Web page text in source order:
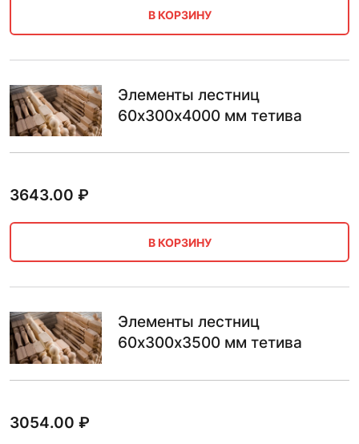
В КОРЗИНУ
Элементы лестниц
60х300х4000 мм тетива
3643.00 ₽
В КОРЗИНУ
Элементы лестниц
60х300х3500 мм тетива
3054.00 ₽